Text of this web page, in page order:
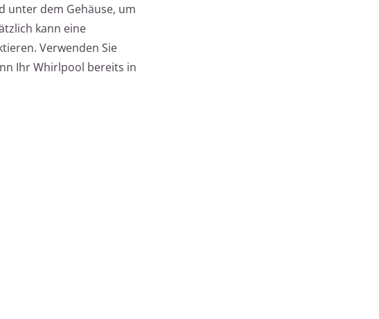
unter dem Gehäuse, um
kann eine
Verwenden Sie
Ihr Whirlpool bereits in